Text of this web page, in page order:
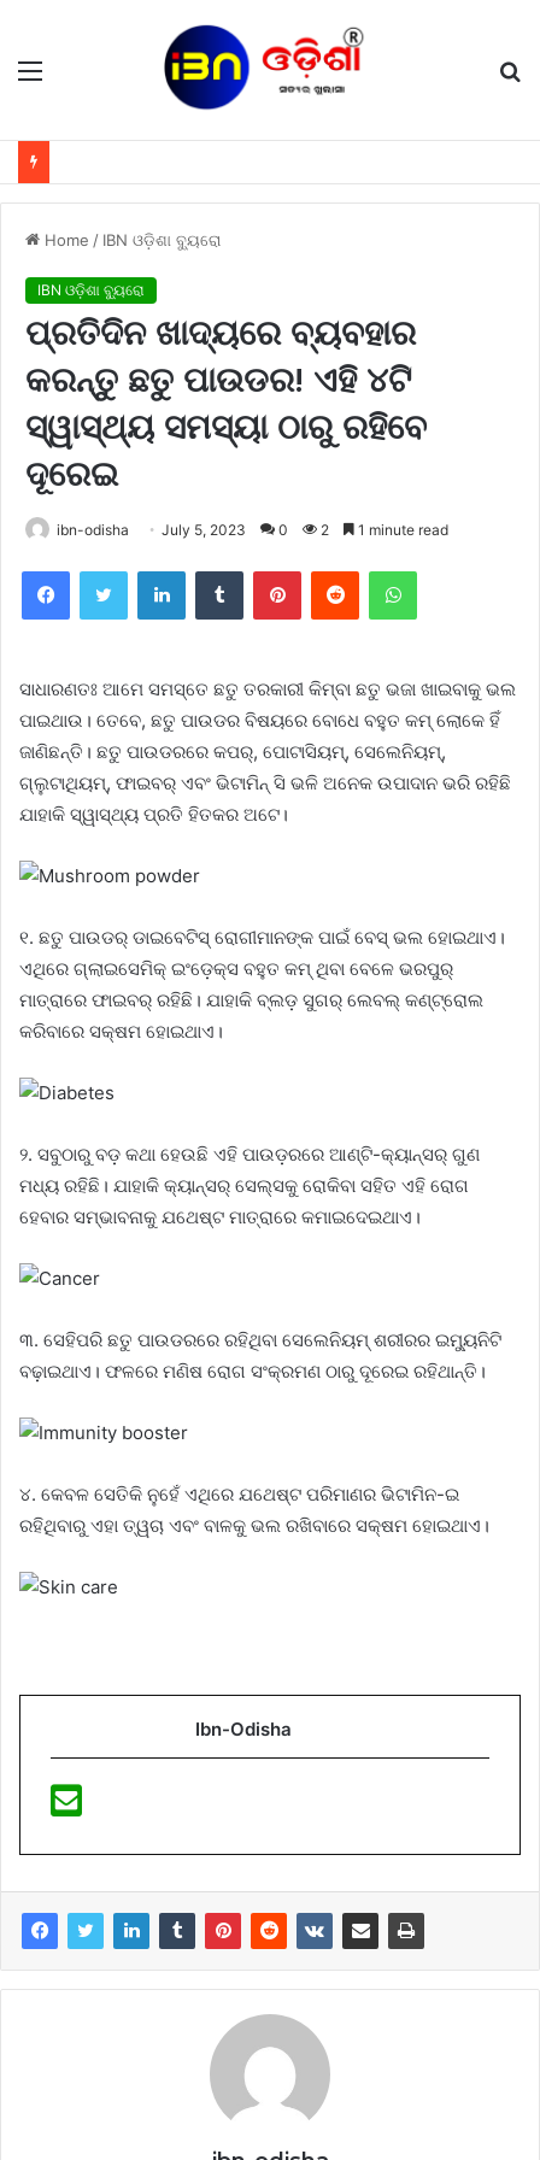
Menu
Home / IBN ଓଡ଼ିଶା ବ୍ୟୁରୋ
IBN ଓଡ଼ିଶା ବ୍ୟୁରୋ
ପ୍ରତିଦିନ ଖାଦ୍ୟରେ ବ୍ୟବହାର
କରନ୍ତୁ ଛତୁ ପାଉଡର! ଏହି ୪ଟି
ସ୍ୱାସ୍ଥ୍ୟ ସମସ୍ୟା ଠାରୁ ରହିବେ
ଦୂରେଇ
ibn-odisha July 5, 2023 0 2 1 minute read
FacebookTwitter LinkedInTumblr PinterestReddit WhatsApp
ସାଧାରଣତଃ ଆମେ ସମସ୍ତେ ଛତୁ ତରକାରୀ କିମ୍ବା ଛତୁ ଭଜା ଖାଇବାକୁ ଭଲ
ପାଇଥାଉ। ତେବେ, ଛତୁ ପାଉଡର ବିଷୟରେ ବୋଧେ ବହୁତ କମ୍ ଲୋକେ ହିଁ
ଜାଣିଛନ୍ତି। ଛତୁ ପାଉଡରରେ କପର୍, ପୋଟାସିୟମ୍, ସେଲେନିୟମ୍,
ଗ୍ଲୁଟାଥିୟମ୍, ଫାଇବର୍ ଏବଂ ଭିଟାମିନ୍ ସି ଭଳି ଅନେକ ଉପାଦାନ ଭରି ରହିଛି
ଯାହାକି ସ୍ୱାସ୍ଥ୍ୟ ପ୍ରତି ହିତକର ଅଟେ।
୧. ଛତୁ ପାଉଡର୍ ଡାଇବେଟିସ୍ ରୋଗୀମାନଙ୍କ ପାଇଁ ବେସ୍ ଭଲ ହୋଇଥାଏ।
ଏଥିରେ ଗ୍ଲାଇସେମିକ୍ ଇଂଡ଼େକ୍ସ ବହୁତ କମ୍ ଥିବା ବେଳେ ଭରପୁର୍
ମାତ୍ରାରେ ଫାଇବର୍ ରହିଛି। ଯାହାକି ବ୍ଲଡ଼ ସୁଗର୍ ଲେବଲ୍ କଣ୍ଟ୍ରୋଲ
କରିବାରେ ସକ୍ଷମ ହୋଇଥାଏ।
୨. ସବୁଠାରୁ ବଡ଼ କଥା ହେଉଛି ଏହି ପାଉଡ଼ରରେ ଆଣ୍ଟି-କ୍ୟାନ୍ସର୍ ଗୁଣ
ମଧ୍ୟ ରହିଛି। ଯାହାକି କ୍ୟାନ୍ସର୍ ସେଲ୍ସକୁ ରୋକିବା ସହିତ ଏହି ରୋଗ
ହେବାର ସମ୍ଭାବନାକୁ ଯଥେଷ୍ଟ ମାତ୍ରାରେ କମାଇଦେଇଥାଏ।
୩. ସେହିପରି ଛତୁ ପାଉଡରରେ ରହିଥିବା ସେଲେନିୟମ୍ ଶରୀରର ଇମ୍ୟୁନିଟି
ବଢ଼ାଇଥାଏ। ଫଳରେ ମଣିଷ ରୋଗ ସଂକ୍ରମଣ ଠାରୁ ଦୂରେଇ ରହିଥାନ୍ତି।
୪. କେବଳ ସେତିକି ନୁହେଁ ଏଥିରେ ଯଥେଷ୍ଟ ପରିମାଣର ଭିଟାମିନ-ଇ
ରହିଥିବାରୁ ଏହା ତ୍ୱଚା ଏବଂ ବାଳକୁ ଭଲ ରଖିବାରେ ସକ୍ଷମ ହୋଇଥାଏ।
Ibn-Odisha